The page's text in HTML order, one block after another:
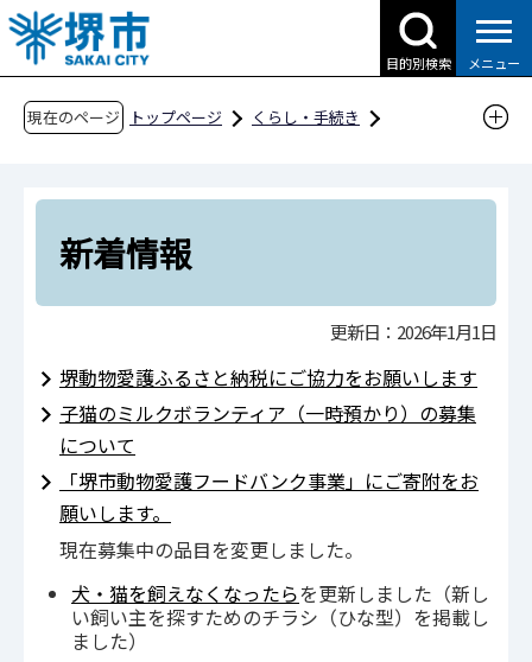
こ
の
ペ
目的別検索 メニュー
現在のページ トップページ
くらし・手続き
新着情報
新着情報
更新日：2026年1月1日
堺動物愛護ふるさと納税にご協力をお願いします
子猫のミルクボランティア（一時預かり）の募集
について
「堺市動物愛護フードバンク事業」にご寄附をお
願いします。
現在募集中の品目を変更しました。
犬・猫を飼えなくなったらを更新しました（新し
い飼い主を探すためのチラシ（ひな型）を掲載し
ました）